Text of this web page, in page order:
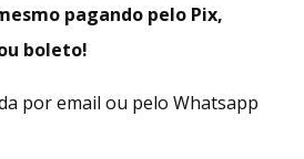
pagando pelo Pix,
boleto!
por email ou pelo Whatsapp